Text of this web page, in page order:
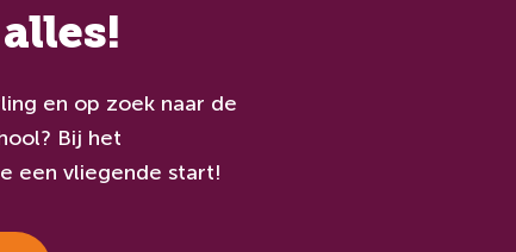
en op zoek naar de
Bij het
een vliegende start!